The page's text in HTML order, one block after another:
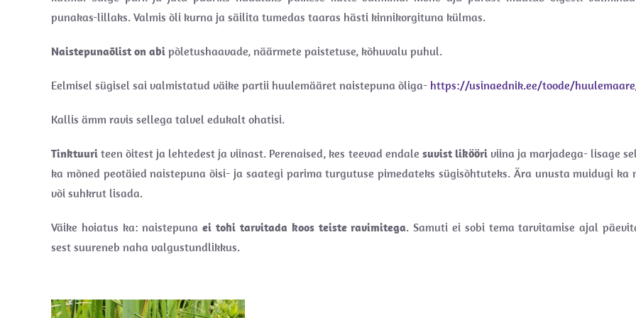
punakas-lillaks. Valmis õli kurna ja säilita tumedas taaras hästi kinnikorgituna külmas.
Naistepunaõlist on abi põletushaavade, näärmete paistetuse, kõhuvalu puhul.
Eelmisel sügisel sai valmistatud väike partii huulemääret naistepuna õliga- https://usinaednik.ee/toode/
Kallis ämm ravis sellega talvel edukalt ohatisi.
Tinktuuri teen õitest ja lehtedest ja viinast. Perenaised, kes teevad endale suvist likööriviina ja marjadega- lisage
ka mõned peotäied naistepuna õisi- ja saategi parima turgutuse pimedateks sügisõhtuteks. Ära unusta muidugi ka
või suhkrut lisada.
Väike hoiatus ka: naistepunaei tohi tarvitada koos teiste ravimitega. Samuti ei sobi tema tarvitamise ajal
sest suureneb naha valgustundlikkus.